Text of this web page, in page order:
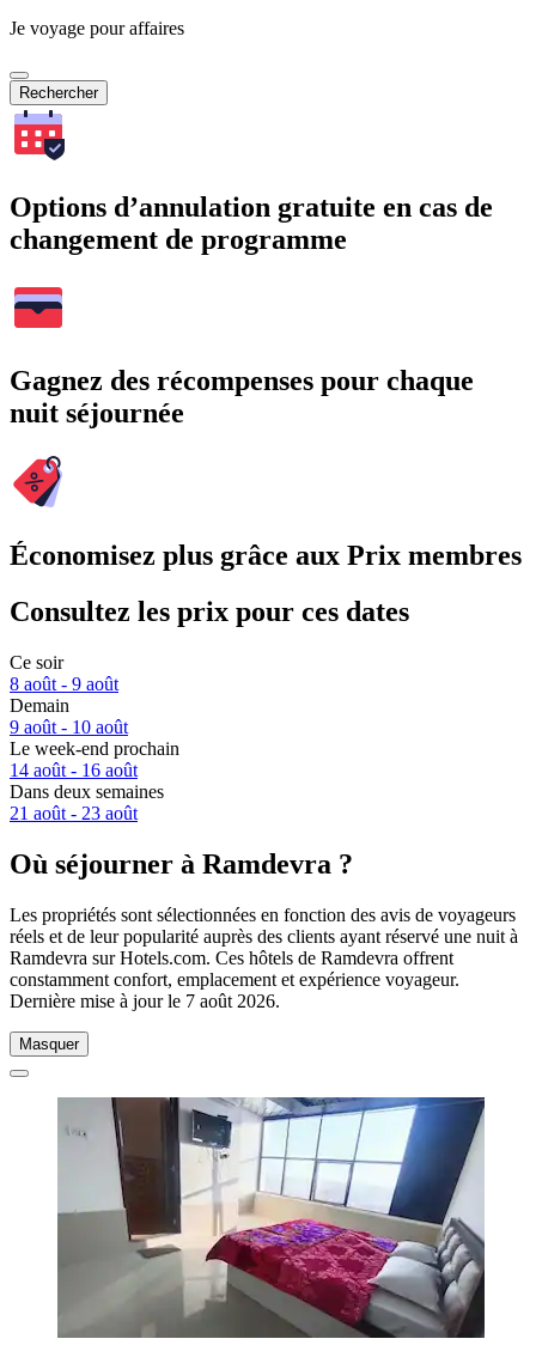
Je voyage pour affaires
Rechercher
Options d’annulation gratuite en cas de
changement de programme
Gagnez des récompenses pour chaque
nuit séjournée
Économisez plus grâce aux Prix membres
Consultez les prix pour ces dates
Ce soir
8 août - 9 août
Demain
9 août - 10 août
Le week-end prochain
14 août - 16 août
Dans deux semaines
21 août - 23 août
Où séjourner à Ramdevra ?
Les propriétés sont sélectionnées en fonction des avis de voyageurs
réels et de leur popularité auprès des clients ayant réservé une nuit à
Ramdevra sur Hotels.com. Ces hôtels de Ramdevra offrent
constamment confort, emplacement et expérience voyageur.
Dernière mise à jour le 7 août 2026.
Masquer